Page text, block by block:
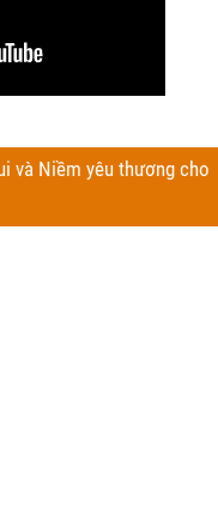
và Niềm yêu thương cho